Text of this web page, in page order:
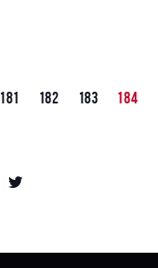
181 182 183
184